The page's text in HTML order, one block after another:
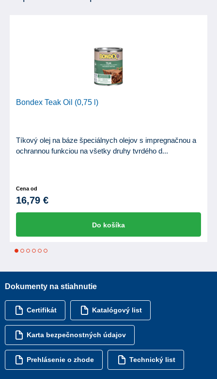
Bondex Teak Oil (0,75 l)
Tíkový olej na báze špeciálnych olejov s impregnačnou a
ochrannou funkciou na všetky druhy tvrdého d...
Cena od
16,79 €
Do košíka
1 2 3 4 5
Dokumenty na stiahnutie
Certifikát Katalógový list
Karta bezpečnostných údajov
Prehlásenie o zhode Technický list